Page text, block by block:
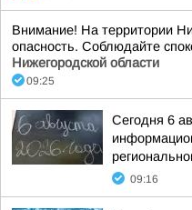
Внимание! На территории
опасность. Соблюдайте
Нижегородской области
09:25
Сегодня 6
09:16